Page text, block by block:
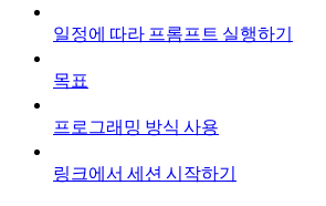
일정에 따라 프롬프트 실행하기
목표
프로그래밍 방식 사용
링크에서 세션 시작하기